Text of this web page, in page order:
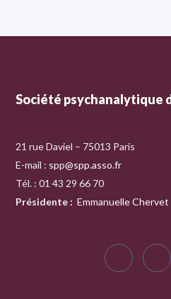
Société psychanalytique
21 rue Daviel – 75013 Paris
E-mail : spp@spp.asso.fr
Tél. : 01 43 29 66 70
Présidente : Emmanuelle Chervet